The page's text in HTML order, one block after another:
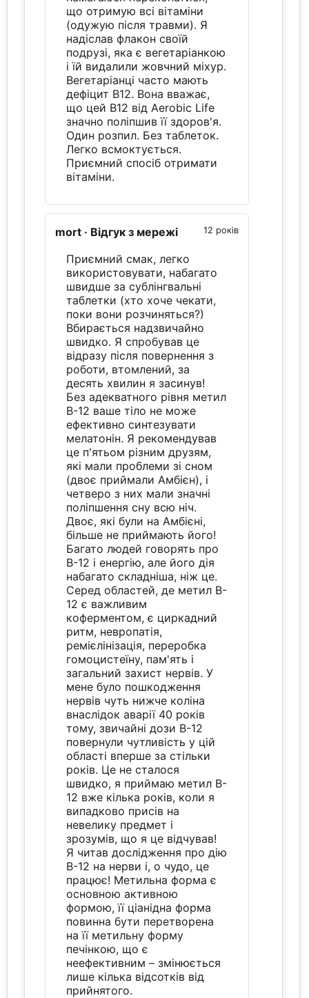
що отримую всі вітаміни
(одужую після травми). Я
надіслав флакон своїй
подрузі, яка є вегетаріанкою
і їй видалили жовчний міхур.
Вегетаріанці часто мають
дефіцит B12. Вона вважає,
що цей B12 від Aerobic Life
значно поліпшив її здоров'я.
Один розпил. Без таблеток.
Легко всмоктується.
Приємний спосіб отримати
вітаміни.
12 років
mort · Відгук з мережі
Приємний смак, легко
використовувати, набагато
швидше за сублінгвальні
таблетки (хто хоче чекати,
поки вони розчиняться?)
Вбирається надзвичайно
швидко. Я спробував це
відразу після повернення з
роботи, втомлений, за
десять хвилин я засинув!
Без адекватного рівня метил
B-12 ваше тіло не може
ефективно синтезувати
мелатонін. Я рекомендував
це п'ятьом різним друзям,
які мали проблеми зі сном
(двоє приймали Амбієн), і
четверо з них мали значні
поліпшення сну всю ніч.
Двоє, які були на Амбієні,
більше не приймають його!
Багато людей говорять про
B-12 і енергію, але його дія
набагато складніша, ніж це.
Серед областей, де метил B-
12 є важливим
коферментом, є циркадний
ритм, невропатія,
ремієлінізація, переробка
гомоцистеїну, пам'ять і
загальний захист нервів. У
мене було пошкодження
нервів чуть нижче коліна
внаслідок аварії 40 років
тому, звичайні дози B-12
повернули чутливість у цій
області вперше за стільки
років. Це не сталося
швидко, я приймаю метил B-
12 вже кілька років, коли я
випадково присів на
невелику предмет і
зрозумів, що я це відчував!
Я читав дослідження про дію
B-12 на нерви і, о чудо, це
працює! Метильна форма є
основною активною
формою, її ціанідна форма
повинна бути перетворена
на її метильну форму
печінкою, що є
неефективним – змінюється
лише кілька відсотків від
прийнятого.